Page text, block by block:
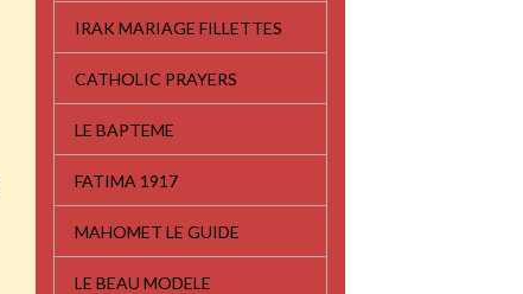
IRAK MARIAGE FILLETTES
CATHOLIC PRAYERS
LE BAPTEME
FATIMA 1917
MAHOMET LE GUIDE
LE BEAU MODELE